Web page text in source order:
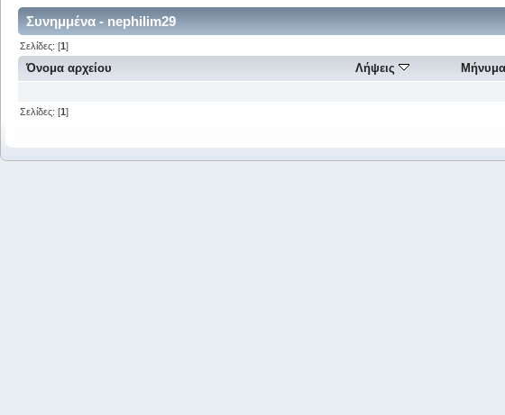
Συνημμένα - nephilim29
Σελίδες: [1]
Όνομα αρχείου Λήψεις Μήνυμα
Σελίδες: [1]